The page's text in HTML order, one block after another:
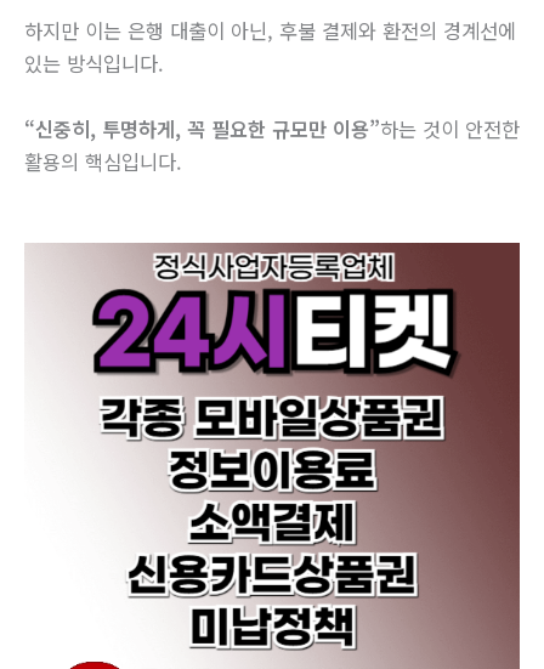
하지만 이는 은행 대출이 아닌, 후불 결제와 환전의 경계선에
있는 방식입니다.
“신중히, 투명하게, 꼭 필요한 규모만 이용”하는 것이 안전한
활용의 핵심입니다.